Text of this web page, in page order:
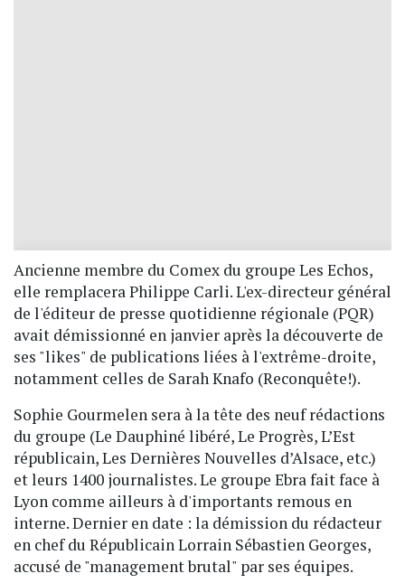
Ancienne membre du Comex du groupe Les Echos,
elle remplacera Philippe Carli. L'ex-directeur général
de l'éditeur de presse quotidienne régionale (PQR)
avait démissionné en janvier après la découverte de
ses "likes" de publications liées à l'extrême-droite,
notamment celles de Sarah Knafo (Reconquête!).
Sophie Gourmelen sera à la tête des neuf rédactions
du groupe (Le Dauphiné libéré, Le Progrès, L’Est
républicain, Les Dernières Nouvelles d’Alsace, etc.)
et leurs 1400 journalistes. Le groupe Ebra fait face à
Lyon comme ailleurs à d'importants remous en
interne. Dernier en date : la démission du rédacteur
en chef du Républicain Lorrain Sébastien Georges,
accusé de "management brutal" par ses équipes.